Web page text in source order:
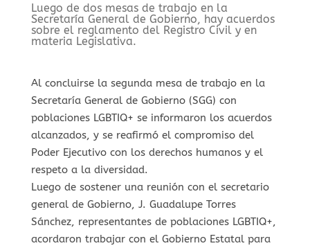
Luego de dos mesas de trabajo en la
Secretaría General de Gobierno, hay acuerdos
sobre el reglamento del Registro Civil y en
materia Legislativa.
Al concluirse la segunda mesa de trabajo en la
Secretaría General de Gobierno (SGG) con
poblaciones LGBTIQ+ se informaron los acuerdos
alcanzados, y se reafirmó el compromiso del
Poder Ejecutivo con los derechos humanos y el
respeto a la diversidad.
Luego de sostener una reunión con el secretario
general de Gobierno, J. Guadalupe Torres
Sánchez, representantes de poblaciones LGBTIQ+,
acordaron trabajar con el Gobierno Estatal para